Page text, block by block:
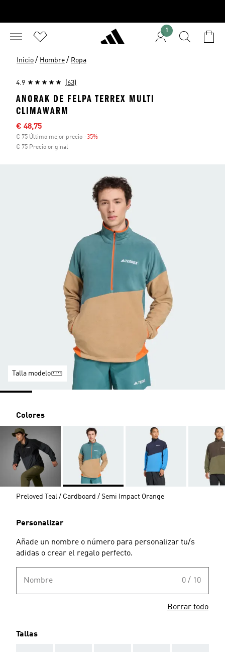
1
Inicio / Hombre / Ropa
4.9 (63)
ANORAK DE FELPA TERREX MULTI
CLIMAWARM
Precio rebajado
€ 48,75
€ 75 Último mejor precio -35%
€ 75 Precio original
Talla modelo
Colores
Preloved Teal / Cardboard / Semi Impact Orange
Personalizar
Añade un nombre o número para personalizar tu/s
adidas o crear el regalo perfecto.
Nombre 0 / 10
Borrar todo
Tallas